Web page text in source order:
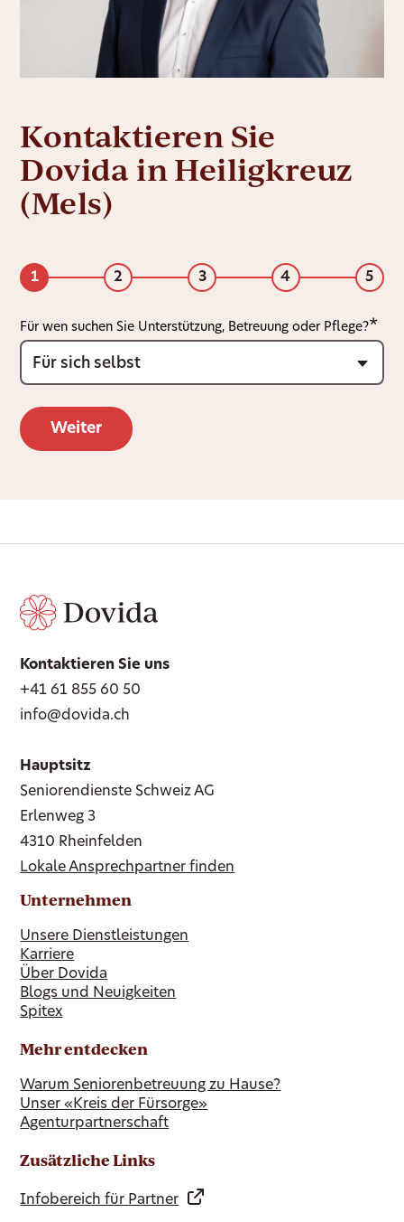
Kontaktieren Sie
Dovida in Heiligkreuz
(Mels)
1 2 3 4 5
Für wen suchen Sie Unterstützung, Betreuung oder Pflege?
Kontaktieren Sie uns
+41 61 855 60 50
info@dovida.ch
Hauptsitz
Seniorendienste Schweiz AG
Erlenweg 3
4310 Rheinfelden
Lokale Ansprechpartner finden
Unternehmen
Unsere Dienstleistungen
Karriere
Über Dovida
Blogs und Neuigkeiten
Spitex
Mehr entdecken
Warum Seniorenbetreuung zu Hause?
Unser «Kreis der Fürsorge»
Agenturpartnerschaft
Zusätzliche Links
Infobereich für Partner